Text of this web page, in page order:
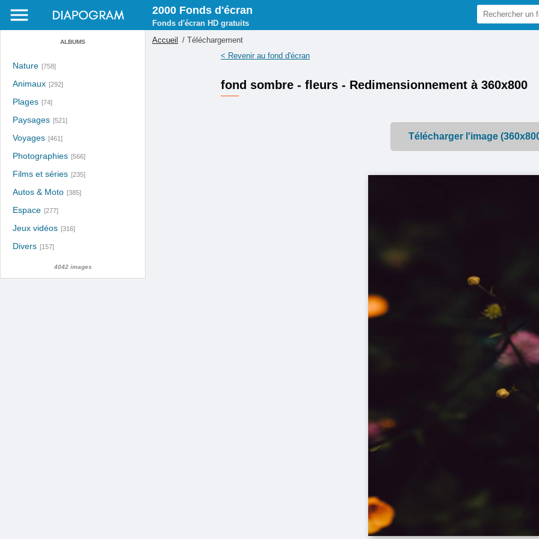
ALBUMS
Nature [758]
Animaux [292]
Plages [74]
Paysages [521]
Voyages [461]
Photographies [566]
Films et séries [235]
Autos & Moto [385]
Espace [277]
Jeux vidéos [316]
Divers [157]
4042 images
2000 Fonds d'écran
Fonds d'écran HD gratuits
Accueil
/ Téléchargement
< Revenir au fond d'écran
fond sombre - fleurs - Redimensionnement à 360x800
Télécharger l'image